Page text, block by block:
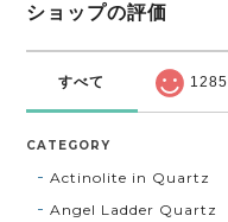
ショップの評価
すべて 1285
CATEGORY
Actinolite in Quartz
Angel Ladder Quartz